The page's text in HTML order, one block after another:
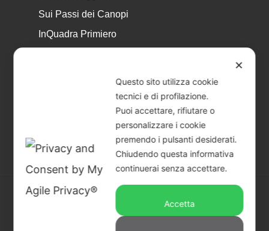
Sui Passi dei Canopi
InQuadra Primiero
Libretto Eventi – estate 2026
© 2026 Piccoli Musei a Primiero - San Martino di
Castrozza | CF & P.IVA 02401890229 |
✕
Questo sito utilizza cookie
tecnici e di profilazione.
Puoi accettare, rifiutare o
personalizzare i cookie
premendo i pulsanti desiderati.
Chiudendo questa informativa
continuerai senza accettare.
Accetta